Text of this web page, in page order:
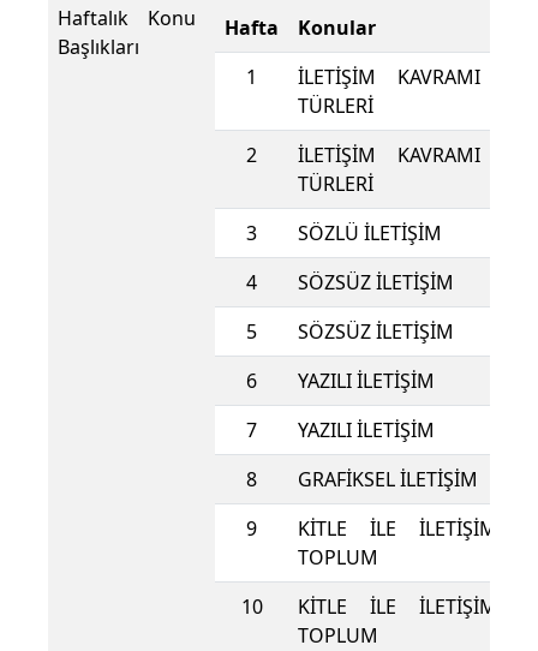
Haftalık Konu
Başlıkları
Hafta
Konular
1
İLETİŞİM KAVRAMI ve
TÜRLERİ
2
İLETİŞİM KAVRAMI ve
TÜRLERİ
3
SÖZLÜ İLETİŞİM
4
SÖZSÜZ İLETİŞİM
5
SÖZSÜZ İLETİŞİM
6
YAZILI İLETİŞİM
7
YAZILI İLETİŞİM
8
GRAFİKSEL İLETİŞİM
9
KİTLE İLE İLETİŞİM,
TOPLUM
10
KİTLE İLE İLETİŞİM,
TOPLUM